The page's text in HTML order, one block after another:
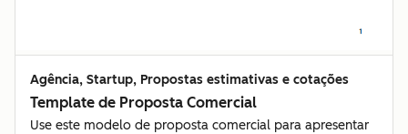
Agência, Startup, Propostas estimativas e cotações
Template de Proposta Comercial
Use este modelo de proposta comercial para apresentar